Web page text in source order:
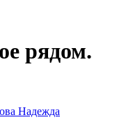
рядом.
Надежда